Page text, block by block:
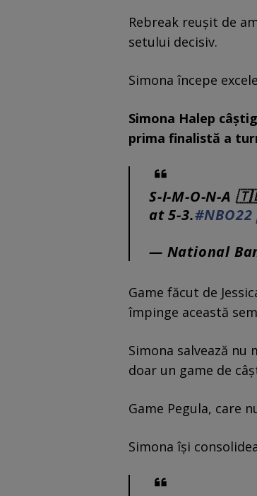
Rebreak reușit de
setului decisiv.
Simona începe
Simona Halep
prima finalistă a
S-I-M-O-N-A
at 5-3.#NBO22
— National
Game făcut de
împinge această
Simona salvează
doar un game de
Game Pegula, care
Simona își